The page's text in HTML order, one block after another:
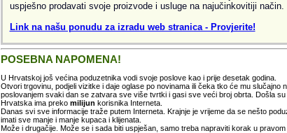
uspješno prodavati svoje proizvode i usluge na najučinkovitiji način.
Link na našu ponudu za izradu web stranica - Provjerite!
POSEBNA NAPOMENA!
U Hrvatskoj još većina poduzetnika vodi svoje poslove kao i prije desetak godina.
Otvori trgovinu, podjeli vizitke i daje oglase po novinama ili čeka tko će mu slučajno
poslovanjem svaki dan se zatvara sve više tvrtki i gasi sve veći broj obrta. Došla
Hrvatska ima preko milijun korisnika Interneta.
Danas svi sve informacije traže putem Interneta. Krajnje je vrijeme da se nešto
imati sve manje i manje kupaca i klijenata.
Može i drugačije. Može se i sada biti uspješan, samo treba napraviti korak u pravom